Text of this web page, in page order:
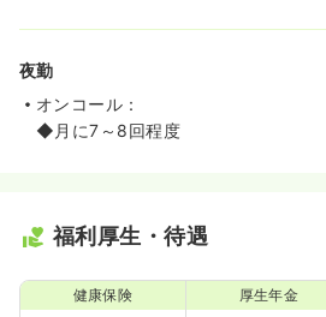
夜勤
オンコール：
◆月に7～8回程度
福利厚生・待遇
健康保険 厚生年金